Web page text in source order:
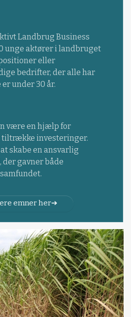
Landbrug Business
unge aktører i landbruget
eller
bedrifter, der alle har
under 30 år.
være en hjælp for
investeringer.
skabe en ansvarlig
gavner både
emner her